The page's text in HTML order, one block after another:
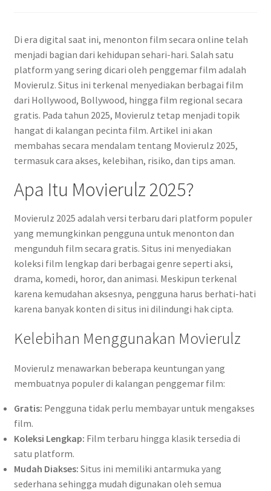
Di era digital saat ini, menonton film secara online telah
menjadi bagian dari kehidupan sehari-hari. Salah satu
platform yang sering dicari oleh penggemar film adalah
Movierulz. Situs ini terkenal menyediakan berbagai film
dari Hollywood, Bollywood, hingga film regional secara
gratis. Pada tahun 2025, Movierulz tetap menjadi topik
hangat di kalangan pecinta film. Artikel ini akan
membahas secara mendalam tentang Movierulz 2025,
termasuk cara akses, kelebihan, risiko, dan tips aman.
Apa Itu Movierulz 2025?
Movierulz 2025 adalah versi terbaru dari platform populer
yang memungkinkan pengguna untuk menonton dan
mengunduh film secara gratis. Situs ini menyediakan
koleksi film lengkap dari berbagai genre seperti aksi,
drama, komedi, horor, dan animasi. Meskipun terkenal
karena kemudahan aksesnya, pengguna harus berhati-hati
karena banyak konten di situs ini dilindungi hak cipta.
Kelebihan Menggunakan Movierulz
Movierulz menawarkan beberapa keuntungan yang
membuatnya populer di kalangan penggemar film:
Gratis: Pengguna tidak perlu membayar untuk mengakses
film.
Koleksi Lengkap: Film terbaru hingga klasik tersedia di
satu platform.
Mudah Diakses: Situs ini memiliki antarmuka yang
sederhana sehingga mudah digunakan oleh semua